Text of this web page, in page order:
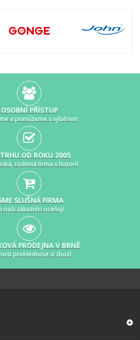
OSOBNÍ PŘÍSTUP
a pomůžeme s výběrem
OD ROKU 2005
rodinná firma s historií
SLUŠNÁ FIRMA
naši zákazníci oceňují
PRODEJNA V BRNĚ
prohlédnout si zboží